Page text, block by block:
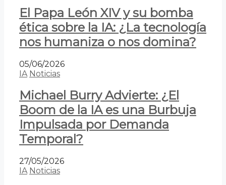
El Papa León XIV y su bomba
ética sobre la IA: ¿La tecnología
nos humaniza o nos domina?
05/06/2026
IA Noticias
Michael Burry Advierte: ¿El
Boom de la IA es una Burbuja
Impulsada por Demanda
Temporal?
27/05/2026
IA Noticias